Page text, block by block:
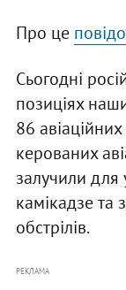
Про це
Сьогодні
позиціях
86
керованих
залучили
камікадзе та
обстрілів.
РЕКЛАМА